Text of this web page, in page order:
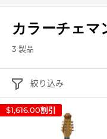
カラーチェマ
3 製品
絞り込み
$1,616.00割引